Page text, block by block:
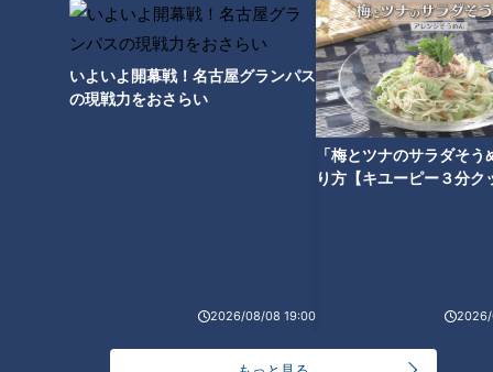
いよいよ開幕戦！名古屋グランパス
の現戦力をおさらい
2026/08/08 19:00
「梅とツナのサラダそう
り方【キユーピー３分ク
2026/
「（パンサー尾形の）サンキュ
ー！のパクリですね」ネルソン
ズ・和田まんじゅう…名古 屋の
番組でどさくさ紛れに明かす
「まんじゅう～！」
藤井聡太五冠も食べた「ぴより
ん」が累計販売数200万ぴよ突
破 新商品も発売